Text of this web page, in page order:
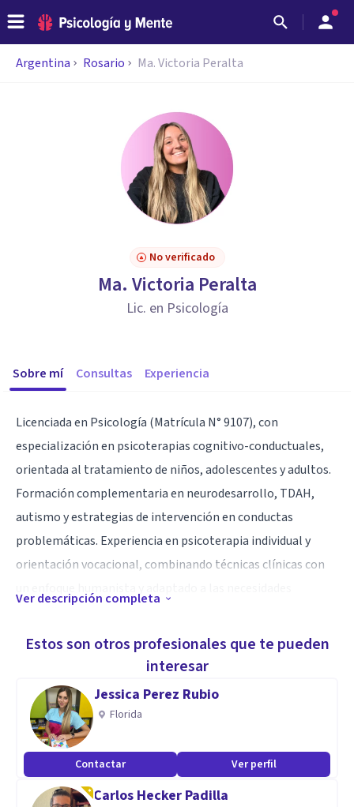
Argentina Rosario Ma. Victoria Peralta
No verificado
Ma. Victoria Peralta
Lic. en Psicología
Sobre mí Consultas Experiencia
Licenciada en Psicología (Matrícula N° 9107), con
especialización en psicoterapias cognitivo-conductuales,
orientada al tratamiento de niños, adolescentes y adultos.
Formación complementaria en neurodesarrollo, TDAH,
autismo y estrategias de intervención en conductas
problemáticas. Experiencia en psicoterapia individual y
orientación vocacional, combinando técnicas clínicas con
Especialidad
orientación vocacional y reclutamiento organizacional, con
experiencia clínica y organizacional.
Aptitudes
Escucha activa y empatía
Ver descripción completa
Estos son otros profesionales que te pueden
interesar
Jessica Perez Rubio
Florida
Contactar Ver perfil
Carlos Hecker Padilla